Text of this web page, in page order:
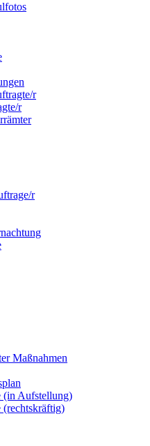
r
r
r
Maßnahmen
(in Aufstellung)
(rechtskräftig)